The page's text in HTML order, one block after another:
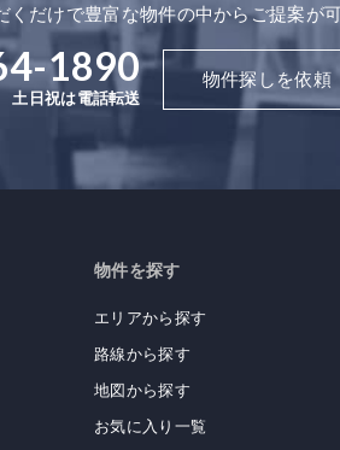
くだけで豊富な物件の中からご提案が可
1890
土日祝は電話転送
物件探しを依頼
物件を探す
エリアから探す
路線から探す
地図から探す
お気に入り一覧